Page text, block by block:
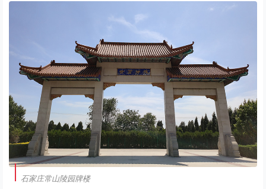
石家庄常山陵园牌楼